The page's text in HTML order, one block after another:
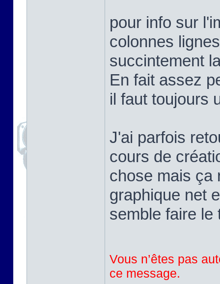
pour info sur
colonnes
succintement
En fait assez
il faut toujours
J'ai parfois
cours de
chose mais ça
graphique net
semble faire le
Vous n’êtes pas
ce message.